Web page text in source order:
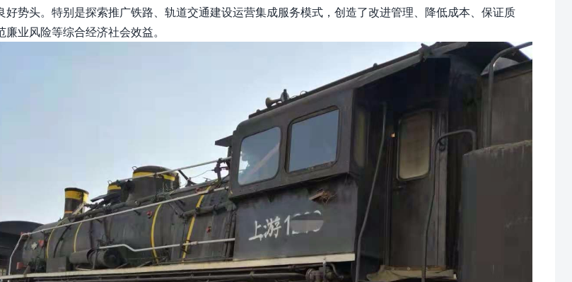
好势头。特别是探索推广铁路、轨道交通建设运营集成服务模式，创造了改进管理、降低成本、保证质
业风险等综合经济社会效益。